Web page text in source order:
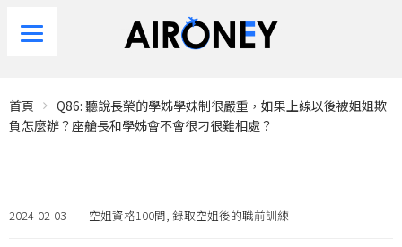
首頁
Q86: 聽說長榮的學姊學妹制很嚴重，如果上線以後被姐姐欺
負怎麼辦？座艙長和學姊會不會很刁很難相處？
2024-02-03 空姐資格100問, 錄取空姐後的職前訓練